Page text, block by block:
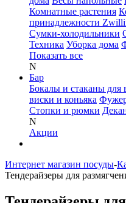
Комнатные растения
принадлежности
Сумки-холодильники
Техника Уборка дома
Показать все
N
Бар
Бокалы и стаканы для
виски и коньяка
Стопки и рюмки
N
Акции
Интернет магазин посуды-
Тендерайзеры для